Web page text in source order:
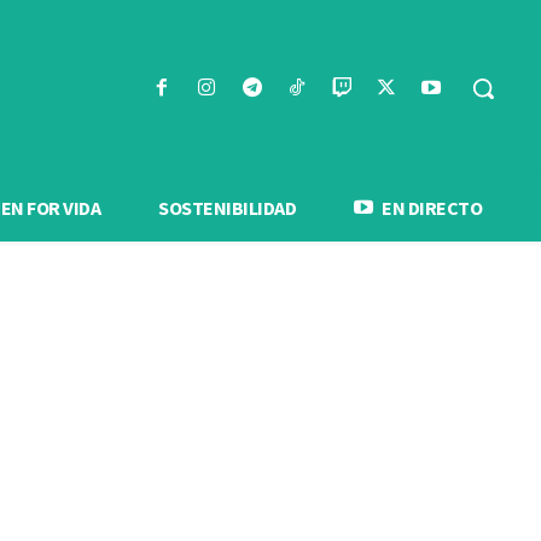
FOR VIDA SOSTENIBILIDAD EN DIRECTO